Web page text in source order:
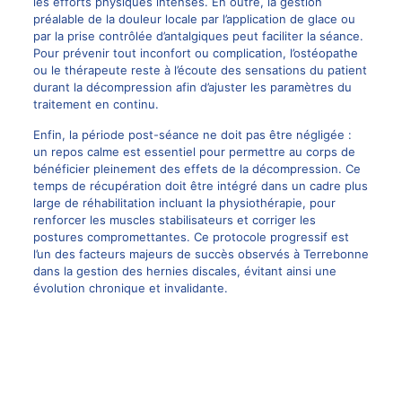
préalable de la douleur locale par l’application de glace ou
par la prise contrôlée d’antalgiques peut faciliter la séance.
Pour prévenir tout inconfort ou complication, l’ostéopathe
ou le thérapeute reste à l’écoute des sensations du patient
durant la décompression afin d’ajuster les paramètres du
traitement en continu.
Enfin, la période post-séance ne doit pas être négligée :
un repos calme est essentiel pour permettre au corps de
bénéficier pleinement des effets de la décompression. Ce
temps de récupération doit être intégré dans un cadre plus
large de réhabilitation incluant la physiothérapie, pour
renforcer les muscles stabilisateurs et corriger les
postures compromettantes. Ce protocole progressif est
l’un des facteurs majeurs de succès observés à Terrebonne
dans la gestion des hernies discales, évitant ainsi une
évolution chronique et invalidante.